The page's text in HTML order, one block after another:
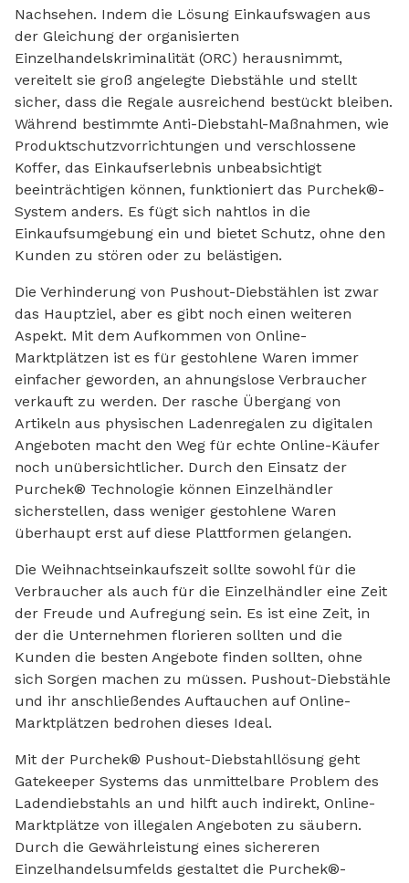
Nachsehen. Indem die Lösung Einkaufswagen aus
der Gleichung der organisierten
Einzelhandelskriminalität (ORC) herausnimmt,
vereitelt sie groß angelegte Diebstähle und stellt
sicher, dass die Regale ausreichend bestückt bleiben.
Während bestimmte Anti-Diebstahl-Maßnahmen, wie
Produktschutzvorrichtungen und verschlossene
Koffer, das Einkaufserlebnis unbeabsichtigt
beeinträchtigen können, funktioniert das Purchek®-
System anders. Es fügt sich nahtlos in die
Einkaufsumgebung ein und bietet Schutz, ohne den
Kunden zu stören oder zu belästigen.
Die Verhinderung von Pushout-Diebstählen ist zwar
das Hauptziel, aber es gibt noch einen weiteren
Aspekt. Mit dem Aufkommen von Online-
Marktplätzen ist es für gestohlene Waren immer
einfacher geworden, an ahnungslose Verbraucher
verkauft zu werden. Der rasche Übergang von
Artikeln aus physischen Ladenregalen zu digitalen
Angeboten macht den Weg für echte Online-Käufer
noch unübersichtlicher. Durch den Einsatz der
Purchek® Technologie können Einzelhändler
sicherstellen, dass weniger gestohlene Waren
überhaupt erst auf diese Plattformen gelangen.
Die Weihnachtseinkaufszeit sollte sowohl für die
Verbraucher als auch für die Einzelhändler eine Zeit
der Freude und Aufregung sein. Es ist eine Zeit, in
der die Unternehmen florieren sollten und die
Kunden die besten Angebote finden sollten, ohne
sich Sorgen machen zu müssen. Pushout-Diebstähle
und ihr anschließendes Auftauchen auf Online-
Marktplätzen bedrohen dieses Ideal.
Mit der Purchek® Pushout-Diebstahllösung geht
Gatekeeper Systems das unmittelbare Problem des
Ladendiebstahls an und hilft auch indirekt, Online-
Marktplätze von illegalen Angeboten zu säubern.
Durch die Gewährleistung eines sichereren
Einzelhandelsumfelds gestaltet die Purchek®-